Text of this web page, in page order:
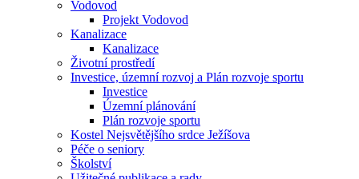
Vodovod
Projekt Vodovod
Kanalizace
Kanalizace
Životní prostředí
Investice, územní rozvoj a Plán rozvoje sportu
Investice
Územní plánování
Plán rozvoje sportu
Kostel Nejsvětějšího srdce Ježíšova
Péče o seniory
Školství